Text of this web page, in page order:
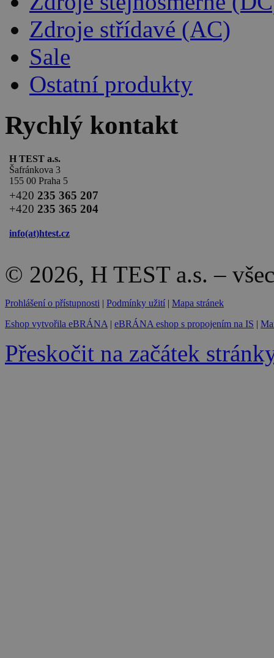
Zdroje střídavé (AC)
Sale
Ostatní produkty
Rychlý kontakt
H TEST a.s.
Šafránkova 3
155 00 Praha 5
+420 235 365 207
+420 235 365 204
info(at)htest.cz
© 2026, H TEST a.s. –
Prohlášení o přístupnosti Podmínky užití
Mapa stránek
Eshop vytvořila eBRÁNA| eBRÁNA eshop s propojením na IS
Přeskočit na začátek